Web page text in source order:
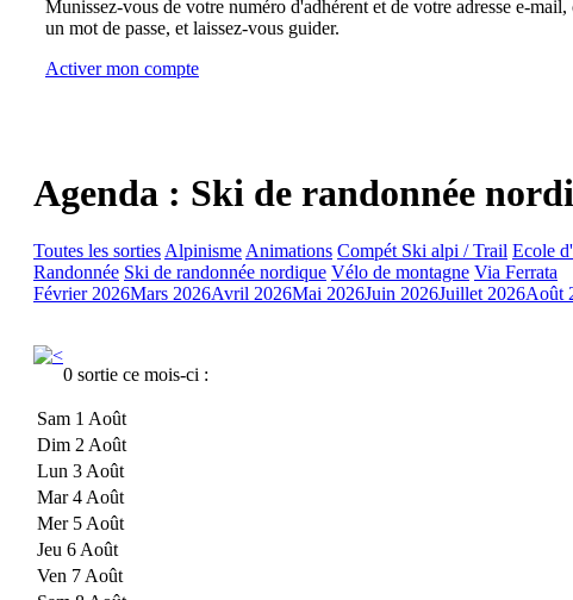
Munissez-vous de votre numéro d'adhérent et de votre adresse e-mail,
un mot de passe, et laissez-vous guider.
Activer mon compte
Agenda : Ski de randonnée
Toutes les sortiesAlpinismeAnimations Compét Ski alpi / Trail Ecole
Randonnée Ski de randonnée nordique Vélo de montagne Via Ferrata
Février 2026Mars 2026Avril 2026Mai 2026Juin 2026Juillet 2026Août
0 sortie ce mois-ci :
Sam 1 Août
Dim 2 Août
Lun 3 Août
Mar 4 Août
Mer 5 Août
Jeu 6 Août
Ven 7 Août